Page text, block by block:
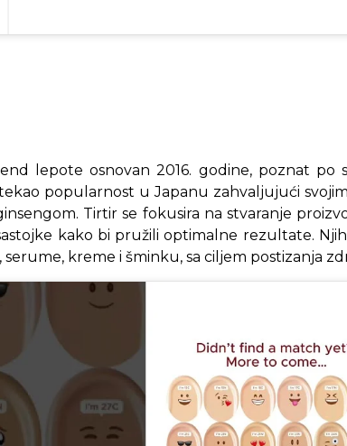
lepote osnovan 2016. godine, poznat po
popularnost u Japanu zahvaljujući
Tirtir se fokusira na stvaranje
kako bi pružili optimalne rezultate.
kreme i šminku, sa ciljem postizanja